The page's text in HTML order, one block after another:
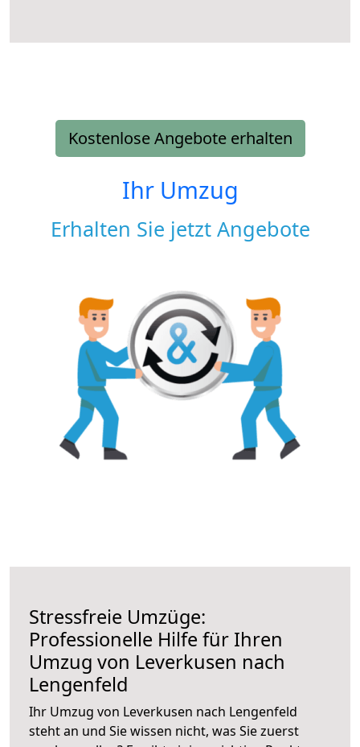
Kostenlose Angebote erhalten
Ihr Umzug
Erhalten Sie jetzt Angebote
Stressfreie Umzüge:
Professionelle Hilfe für Ihren
Umzug von Leverkusen nach
Lengenfeld
Ihr Umzug von Leverkusen nach Lengenfeld
steht an und Sie wissen nicht, was Sie zuerst